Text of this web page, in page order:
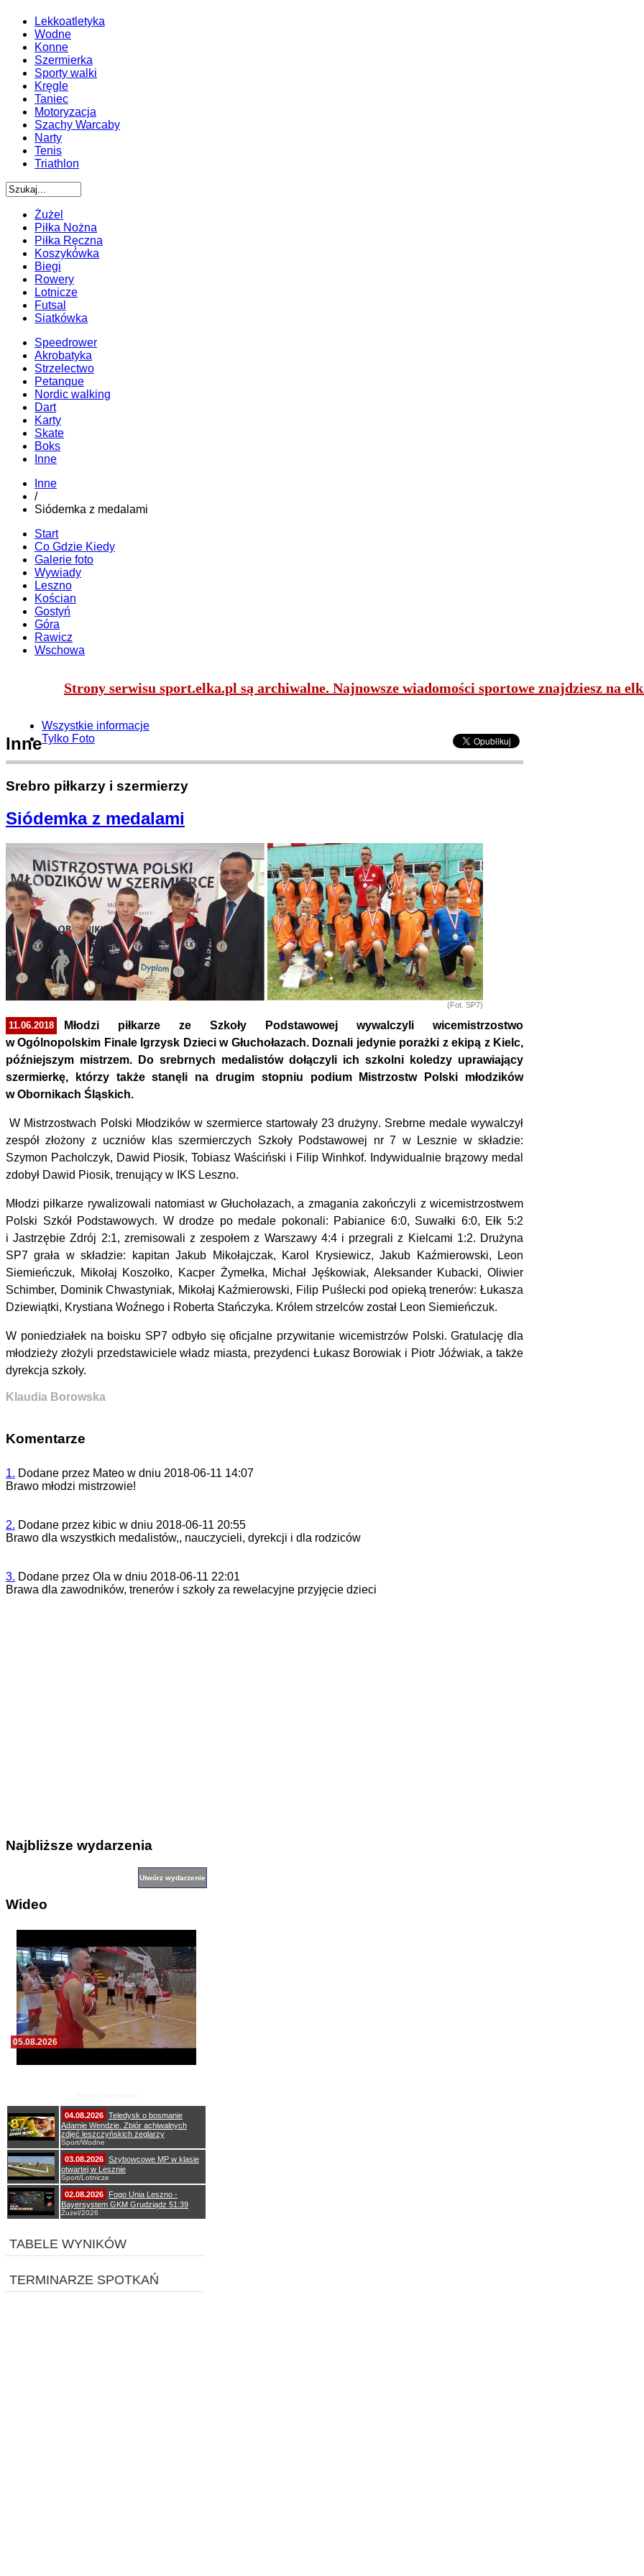
Lekkoatletyka
Wodne
Konne
Szermierka
Sporty walki
Kręgle
Taniec
Motoryzacja
Szachy Warcaby
Narty
Tenis
Triathlon
Żużel
Piłka Nożna
Piłka Ręczna
Koszykówka
Biegi
Rowery
Lotnicze
Futsal
Siatkówka
Speedrower
Akrobatyka
Strzelectwo
Petanque
Nordic walking
Dart
Karty
Skate
Boks
Inne
Inne
/
Siódemka z medalami
Start
Co Gdzie Kiedy
Galerie foto
Wywiady
Leszno
Kościan
Gostyń
Góra
Rawicz
Wschowa
Strony serwisu sport.elka.pl są archiwalne. Najnowsze wiadomości sportowe znajdziesz na
Inne
Wszystkie informacje
Tylko Foto
Srebro piłkarzy i szermierzy
Siódemka z medalami
(Fot. SP7)
11.06.2018
Młodzi piłkarze ze Szkoły Podstawowej wywalczyli wicemistrzostwo
w Ogólnopolskim Finale Igrzysk Dzieci w Głuchołazach. Doznali jedynie porażki z ekipą z Kielc,
późniejszym mistrzem. Do srebrnych medalistów dołączyli ich szkolni koledzy uprawiający
szermierkę, którzy także stanęli na drugim stopniu podium Mistrzostw Polski młodzików
w Obornikach Śląskich.
W Mistrzostwach Polski Młodzików w szermierce startowały 23 drużyny. Srebrne medale wywalczył
zespół złożony z uczniów klas szermierczych Szkoły Podstawowej nr 7 w Lesznie w składzie:
Szymon Pacholczyk, Dawid Piosik, Tobiasz Waściński i Filip Winhkof. Indywidualnie brązowy medal
zdobył Dawid Piosik, trenujący w IKS Leszno.
Młodzi piłkarze rywalizowali natomiast w Głuchołazach, a zmagania zakończyli z wicemistrzostwem
Polski Szkół Podstawowych. W drodze po medale pokonali: Pabianice 6:0, Suwałki 6:0, Ełk 5:2
i Jastrzębie Zdrój 2:1, zremisowali z zespołem z Warszawy 4:4 i przegrali z Kielcami 1:2. Drużyna
SP7 grała w składzie: kapitan Jakub Mikołajczak, Karol Krysiewicz, Jakub Kaźmierowski, Leon
Siemieńczuk, Mikołaj Koszołko, Kacper Żymełka, Michał Jęśkowiak, Aleksander Kubacki, Oliwier
Schimber, Dominik Chwastyniak, Mikołaj Kaźmierowski, Filip Puślecki pod opieką trenerów: Łukasza
Dziewiątki, Krystiana Woźnego i Roberta Stańczyka. Królem strzelców został Leon Siemieńczuk.
W poniedziałek na boisku SP7 odbyło się oficjalne przywitanie wicemistrzów Polski. Gratulację dla
młodzieży złożyli przedstawiciele władz miasta, prezydenci Łukasz Borowiak i Piotr Jóźwiak, a także
dyrekcja szkoły.
Klaudia Borowska
Komentarze
1. Dodane przez Mateo w dniu 2018-06-11 14:07
Brawo młodzi mistrzowie!
2. Dodane przez kibic w dniu 2018-06-11 20:55
Brawo dla wszystkich medalistów,, nauczycieli, dyrekcji i dla rodziców
3. Dodane przez Ola w dniu 2018-06-11 22:01
Brawa dla zawodników, trenerów i szkoły za rewelacyjne przyjęcie dzieci
Najbliższe wydarzenia
Wideo
05.08.2026
04.08.2026 Teledysk o bosmanie
Adamie Wendzie. Zbiór achiwalnych
zdjęć leszczyńskich żeglarzy
Sport/Wodne
03.08.2026 Szybowcowe MP w klasie
otwartej w Lesznie
Sport/Lotnicze
02.08.2026
Fogo Unia Leszno -
Bayersystem GKM Grudziądz 51:39
Żużel/2026
TABELE WYNIKÓW
TERMINARZE SPOTKAŃ